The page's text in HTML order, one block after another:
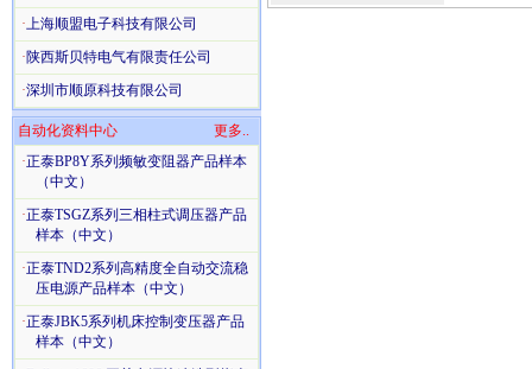
·上海顺盟电子科技有限公司
·陕西斯贝特电气有限责任公司
·深圳市顺原科技有限公司
自动化资料中心
更多..
·正泰BP8Y系列频敏变阻器产品样本
（中文）
·正泰TSGZ系列三相柱式调压器产品
样本（中文）
·正泰TND2系列高精度全自动交流稳
压电源产品样本（中文）
·正泰JBK5系列机床控制变压器产品
样本（中文）